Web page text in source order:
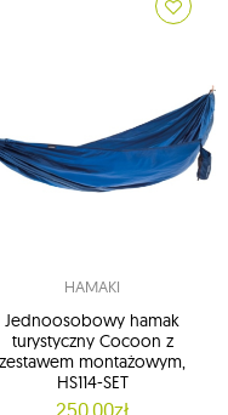
HAMAKI
Jednoosobowy hamak
turystyczny Cocoon z
zestawem montażowym,
HS114-SET
250.00zł